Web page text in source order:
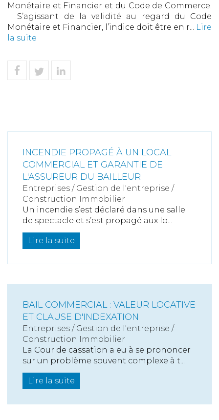
Monétaire et Financier et du Code de Commerce.
S’agissant de la validité au regard du Code
Monétaire et Financier, l’indice doit être en r... Lire
la suite
INCENDIE PROPAGÉ À UN LOCAL
COMMERCIAL ET GARANTIE DE
L'ASSUREUR DU BAILLEUR
Entreprises / Gestion de l'entreprise /
Construction Immobilier
Un incendie s’est déclaré dans une salle
de spectacle et s’est propagé aux lo...
Lire la suite
BAIL COMMERCIAL : VALEUR LOCATIVE
ET CLAUSE D'INDEXATION
Entreprises / Gestion de l'entreprise /
Construction Immobilier
La Cour de cassation a eu à se prononcer
sur un problème souvent complexe à t...
Lire la suite